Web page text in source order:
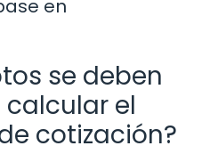
en
se deben
el
cotización?